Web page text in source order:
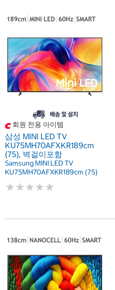
회원 전용 아이템
삼성 MINI LED TV
KU75MH70AFXKR189cm
(75), 벽걸이포함
Samsung MINI LED TV
KU75MH70AFXKR189cm (75)
★★★★★
★★★★★